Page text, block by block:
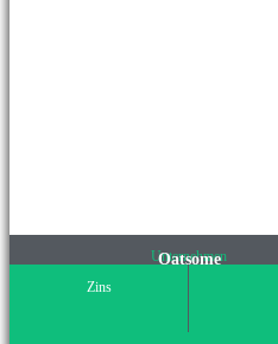
Unternehmen
Oatsome
Zins